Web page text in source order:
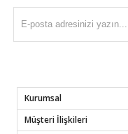
Kurumsal
Müşteri İlişkileri